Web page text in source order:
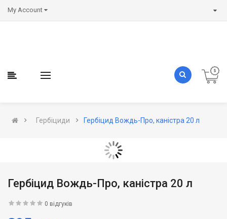
My Account
Гербіциди Гербіцид Вождь-Про, каністра 20 л
Гербіцид Вождь-Про, каністра 20 л
0 відгуків